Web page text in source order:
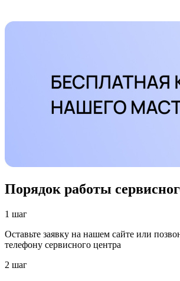
Порядок работы
1 шаг
Оставьте заявку на нашем сайте или
телефону сервисного центра
2 шаг